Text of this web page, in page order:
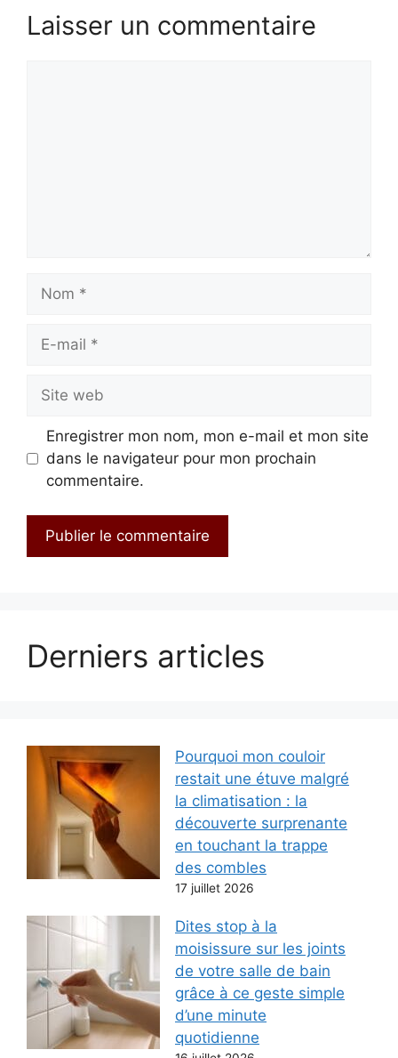
Laisser un commentaire
Nom
Site
web
Enregistrer mon nom, mon e-mail et mon site
dans le navigateur pour mon prochain
commentaire.
Derniers articles
Pourquoi mon couloir
restait une étuve malgré
la climatisation : la
découverte surprenante
en touchant la trappe
des combles
17 juillet 2026
Dites stop à la
moisissure sur les joints
de votre salle de bain
grâce à ce geste simple
d’une minute
quotidienne